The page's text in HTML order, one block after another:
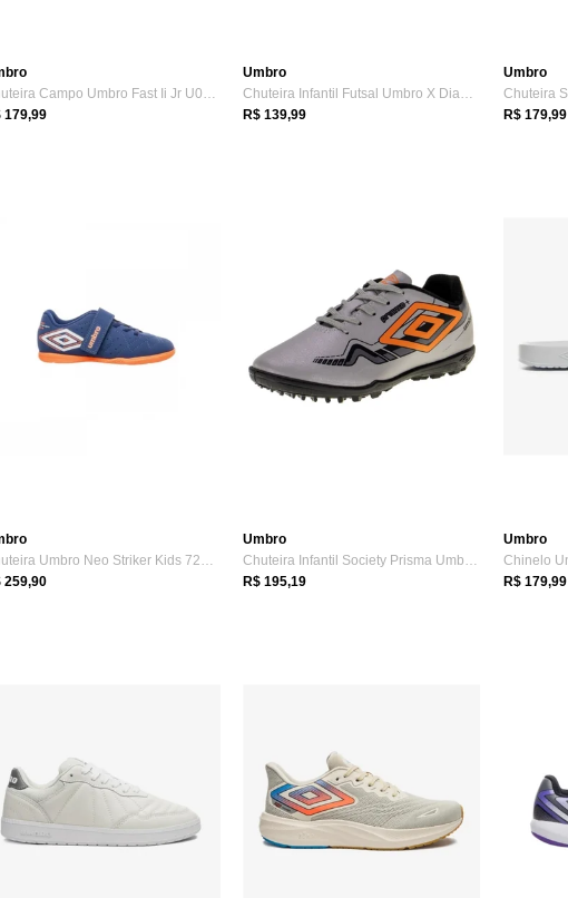
Chuteira Campo Umbro Fast Ii Jr U07fb003...
179,99
Umbro
Chuteira Infantil Futsal Umbro X Diamond Jr
R$ 139,99
Umbro
R$ 179,99
Chuteira Umbro Neo Striker Kids 726 Futs...
259,90
Umbro
Chuteira Infantil Society Prisma Umbro -...
R$ 195,19
Umbro
R$ 179,99